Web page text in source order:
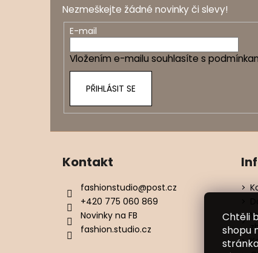
Chtěli
shopu
Nezmeškejte žádné novinky či slevy!
E-mail
Vložením e-mailu souhlasíte s
PŘIHLÁSIT SE
Kontakt
fashionstudio@post.cz
+420 775 060 869
Novinky na FB
fashion.studio.cz